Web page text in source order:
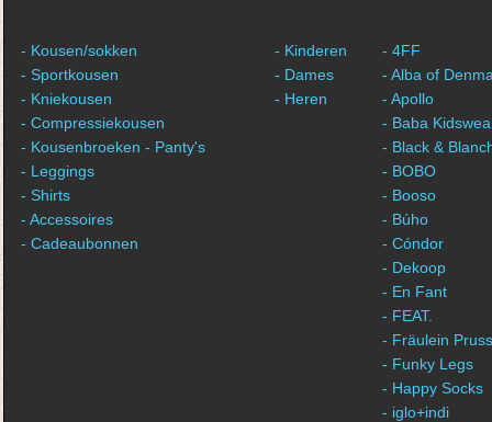
- Kousen/sokken
- Sportkousen
- Kniekousen
- Compressiekousen
- Kousenbroeken - Panty's
- Leggings
- Shirts
- Accessoires
- Cadeaubonnen
- Kinderen
- Dames
- Heren
- 4FF
- Alba of
- Apollo
- Baba
- Black &
- BOBO
- Booso
- Búho
- Cóndor
- Dekoop
- En Fant
- FEAT.
- Fräulein
- Funky Legs
- Happy Socks
- iglo+indi